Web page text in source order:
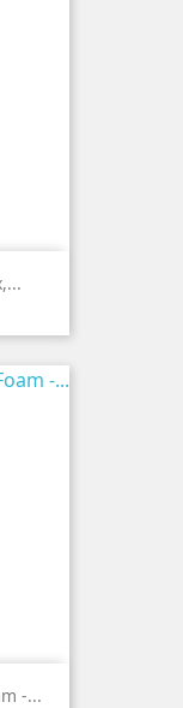
-...